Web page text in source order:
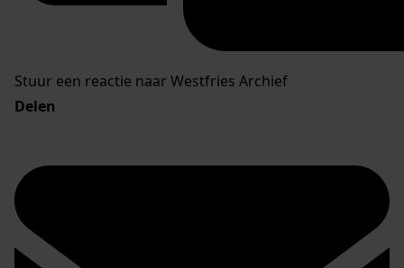
Stuur een reactie naar Westfries Archief
Delen